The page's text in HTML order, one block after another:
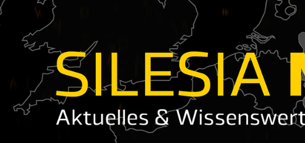
Zum
Inhalt
springen